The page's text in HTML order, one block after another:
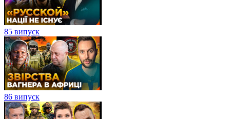
85 випуск
86 випуск